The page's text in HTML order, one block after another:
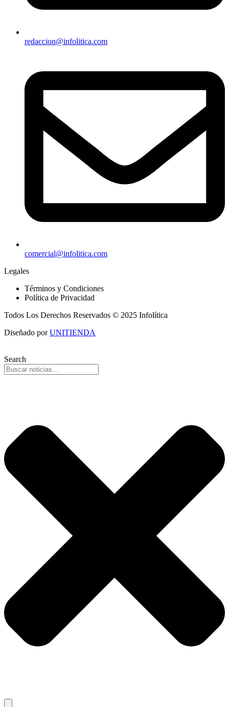
redaccion@infolitica.com
comercial@infolitica.com
Legales
Términos y Condiciones
Política de Privacidad
Todos Los Derechos Reservados © 2025 Infolítica
Diseñado porUNITIENDA
Search